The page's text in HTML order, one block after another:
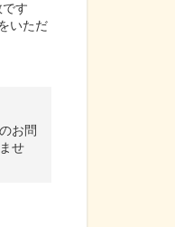
す
いただ
お問
せ